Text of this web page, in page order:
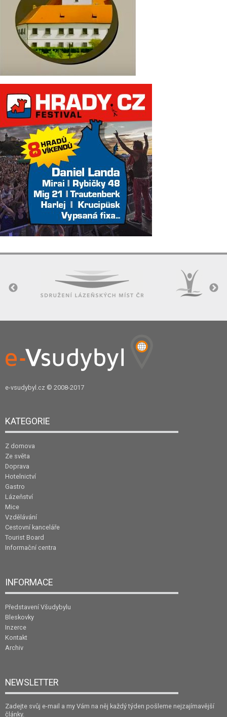
e-vsudybyl.cz © 2008-2017
KATEGORIE
Z domova
Ze světa
Doprava
Hotelnictví
Gastro
Lázeňství
Mice
Vzdělávání
Cestovní kanceláře
Tourist Board
Informační centra
INFORMACE
Představení Všudybylu
Bleskovky
Inzerce
Kontakt
Archiv
NEWSLETTER
Zadejte svůj e-mail a my Vám na něj každý týden pošleme nejzajímavější
články.